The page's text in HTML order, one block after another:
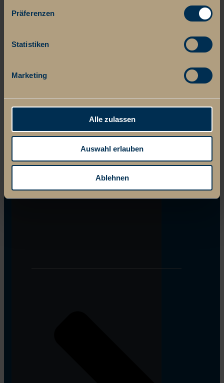
Präferenzen
Statistiken
Marketing
Alle zulassen
Auswahl erlauben
Ablehnen